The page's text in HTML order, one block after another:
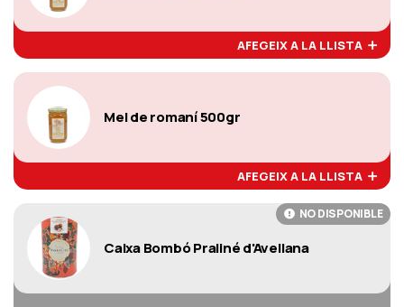
AFEGEIX A LA LLISTA
Mel de romaní 500gr
AFEGEIX A LA LLISTA
NO DISPONIBLE
Caixa Bombó Praliné d'Avellana